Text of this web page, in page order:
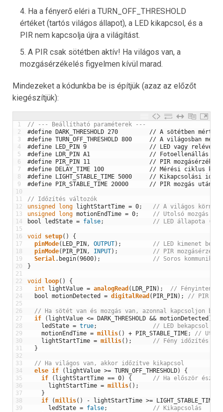
Ha a fényerő eléri a TURN_OFF_THRESHOLD
értéket (tartós világos állapot), a LED kikapcsol, és a
PIR nem kapcsolja újra a világítást.
A PIR csak sötétben aktív! Ha világos van, a
mozgásérzékelés figyelmen kívül marad.
Mindezeket a kódunkba be is építjük (azaz az előzőt
kiegészítjük):
1
2
3
4
5
6
7
8
9
10
11
12
13
14
15
16
17
18
19
20
21
22
23
24
25
26
27
28
29
30
31
32
33
34
35
36
37
38
39
// --- Beállítható paraméterek ---
#define DARK_THRESHOLD 270         // A sötétben
#define TURN_OFF_THRESHOLD 800     // A
#define LED_PIN 9                  // LED vagy
#define LDR_PIN A1                 // Fotoellenállás
#define PIR_PIN 11                 // PIR
#define DELAY_TIME 100             // Mérési ciklus
#define LIGHT_STABLE_TIME 5000     // Kikapcsolási
#define PIR_STABLE_TIME 20000      // PIR mozgás
// Időzítés változók
unsigned
long lightStartTime = 0;
// A világos
unsigned
long motionEndTime = 0;
// Utolsó mozgás
bool
ledState = false; // LED állapota
void setup( )
{
pinMode( LED_PIN , OUTPUT) ;
// LED kimenet
pinMode( PIR_PIN , INPUT) ;
// PIR
Serial. begin(9600) ;
// Soros
}
void loop( )
{
int
lightValue = analogRead ( LDR_PIN ) ;
//
bool motionDetected = digitalRead ( PIR_PIN ) ; // PIR
// Ha sötét van és mozgás van, azonnal kapcsoljon be a
if
( lightValue <= DARK_THRESHOLD && motionDetected )
ledState = true;
// LED bekapcsol
motionEndTime = millis( ) + PIR_STABLE_TIME;
//
lightStartTime = millis( ) ;
// Fény időzítés
}
// Ha világos van, akkor időzítve kikapcsol
else if ( lightValue >= TURN_OFF_THRESHOLD)
{
if
( lightStartTime == 0) {
// Ha először észlel
lightStartTime = millis( ) ;
}
if
(millis( ) - lightStartTime >= LIGHT_STABLE_TIME
ledState = false;
// Kikapcsolás